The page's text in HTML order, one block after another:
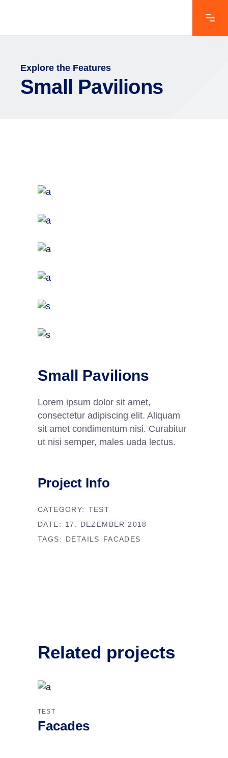
Explore the Features
Small Pavilions
Small Pavilions
Lorem ipsum dolor sit amet,
consectetur adipiscing elit. Aliquam
sit amet condimentum nisi. Curabitur
ut nisi semper, males uada lectus.
Project Info
CATEGORY:
TEST
DATE:
17. DEZEMBER 2018
TAGS:
DETAILS FACADES
Related projects
TEST
Facades